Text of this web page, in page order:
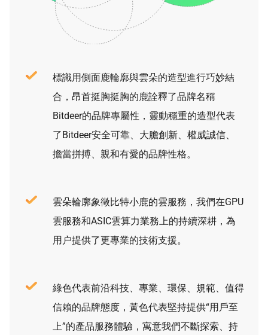
標識用側面鹿輪廓與雲朵的造型進行巧妙結
合，昂首挺胸挺胸的鹿詮釋了品牌名稱
Bitdeer的品牌專屬性，靈動穩重的造型代表
了Bitdeer安全可靠、大膽創新、權威誠信、
擔當拼搏、親和有愛的品牌性格。
雲朵輪廓象徵比特小鹿的雲服務，我們在GPU
雲服務和ASIC雲算力業務上的持續深耕，為
用户提供了更專業的技術支援。
綠色代表前沿科技、專業、環保、規範、值得
信賴的品牌態度，黃色代表堅持提供“用戶至
上”的產品服務體驗，寓意我們不斷探索、持